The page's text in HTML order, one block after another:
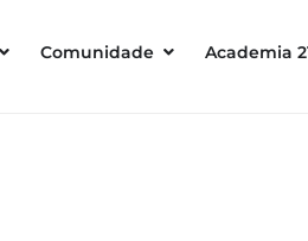
Comunidade Academia